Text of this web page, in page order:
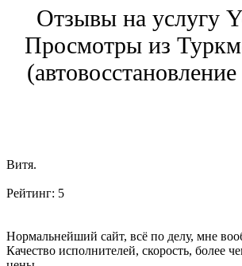
Отзывы на услугу
Просмотры из
Витя.
Рейтинг: 5
Нормальнейший сайт, всё по делу, мне
Качество исполнителей, скорость, более